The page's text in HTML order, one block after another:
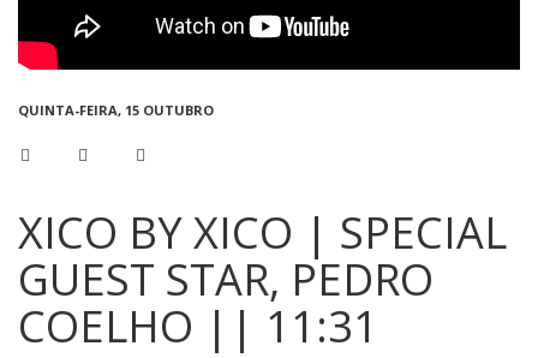
QUINTA-FEIRA, 15 OUTUBRO
XICO BY XICO | SPECIAL
GUEST STAR, PEDRO
COELHO || 11:31